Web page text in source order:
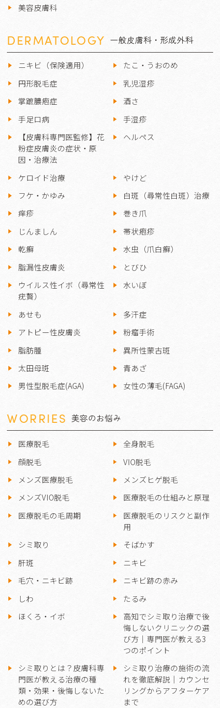
美容皮膚科
DERMATOLOGY 一般皮膚科・形成外科
ニキビ（保険適用）
たこ・うおのめ
円形脱毛症
乳児湿疹
掌蹠膿疱症
酒さ
手足口病
手湿疹
【皮膚科専門医監修】花
粉症皮膚炎の症状・原
因・治療法
ヘルペス
ケロイド治療
やけど
フケ・かゆみ
白斑（尋常性白斑）治療
痒疹
巻き爪
じんましん
帯状疱疹
乾癬
水虫（爪白癬）
脂漏性皮膚炎
とびひ
ウイルス性イボ（尋常性
疣贅）
水いぼ
あせも
多汗症
アトピー性皮膚炎
粉瘤手術
脂肪腫
異所性蒙古斑
太田母斑
青あざ
男性型脱毛症(AGA)
女性の薄毛(FAGA)
WORRIES 美容のお悩み
医療脱毛
全身脱毛
顔脱毛
VIO脱毛
メンズ医療脱毛
メンズヒゲ脱毛
メンズVIO脱毛
医療脱毛の仕組みと原理
医療脱毛の毛周期
医療脱毛のリスクと副作
用
シミ取り
そばかす
肝斑
ニキビ
毛穴・ニキビ跡
ニキビ跡の赤み
しわ
たるみ
ほくろ・イボ
高知でシミ取り治療で後
悔しないクリニックの選
び方｜専門医が教える3
つのポイント
シミ取りとは？皮膚科専
門医が教える治療の種
類・効果・後悔しないた
めの選び方
シミ取り治療の施術の流
れを徹底解説｜カウンセ
リングからアフターケア
まで